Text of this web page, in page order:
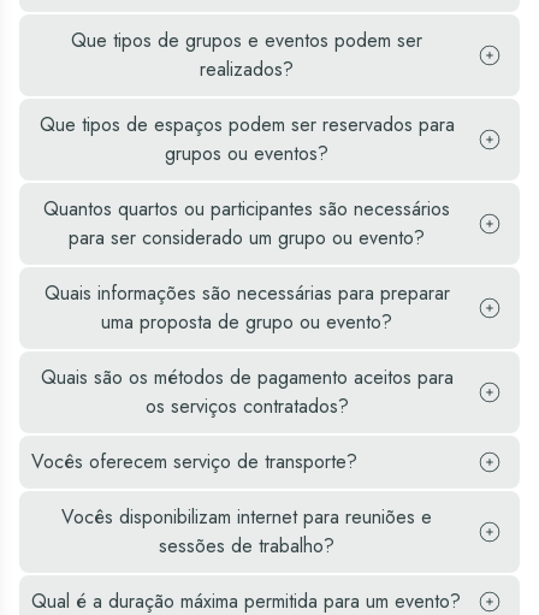
Que tipos de grupos e eventos podem ser
realizados?
Que tipos de espaços podem ser reservados para
grupos ou eventos?
Quantos quartos ou participantes são necessários
para ser considerado um grupo ou evento?
Quais informações são necessárias para preparar
uma proposta de grupo ou evento?
Quais são os métodos de pagamento aceitos para
os serviços contratados?
Vocês oferecem serviço de transporte?
Vocês disponibilizam internet para reuniões e
sessões de trabalho?
Qual é a duração máxima permitida para um evento?